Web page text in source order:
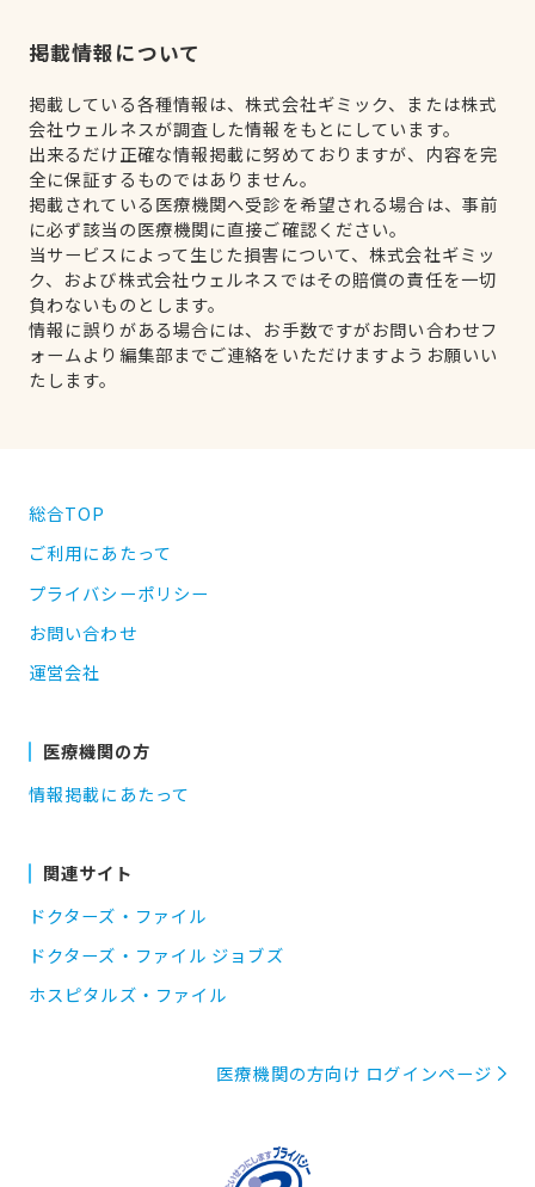
掲載情報について
掲載している各種情報は、株式会社ギミック、または株式
会社ウェルネスが調査した情報をもとにしています。
出来るだけ正確な情報掲載に努めておりますが、内容を完
全に保証するものではありません。
掲載されている医療機関へ受診を希望される場合は、事前
に必ず該当の医療機関に直接ご確認ください。
当サービスによって生じた損害について、株式会社ギミッ
ク、および株式会社ウェルネスではその賠償の責任を一切
負わないものとします。
情報に誤りがある場合には、お手数ですがお問い合わせフ
ォームより編集部までご連絡をいただけますようお願いい
たします。
総合TOP
ご利用にあたって
プライバシーポリシー
お問い合わせ
運営会社
医療機関の方
情報掲載にあたって
関連サイト
ドクターズ・ファイル
ドクターズ・ファイル ジョブズ
ホスピタルズ・ファイル
医療機関の方向け ログインページ